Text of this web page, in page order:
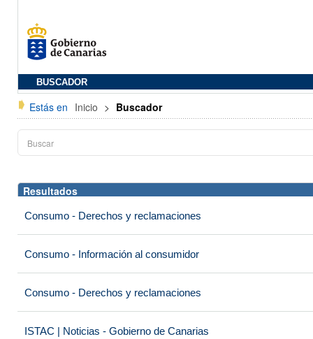
BUSCADOR
Estás en Inicio > Buscador
Resultados
Consumo - Derechos y reclamaciones
Consumo - Información al consumidor
Consumo - Derechos y reclamaciones
ISTAC | Noticias - Gobierno de Canarias